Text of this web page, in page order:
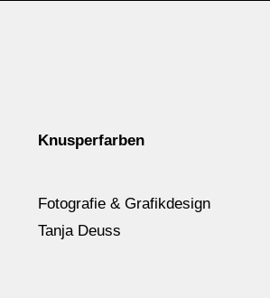
Knusperfarben
Fotografie & Grafikdesign
Tanja Deuss